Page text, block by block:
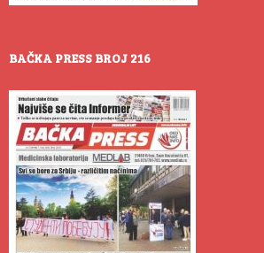
BAČKA PRESS BROJ 216